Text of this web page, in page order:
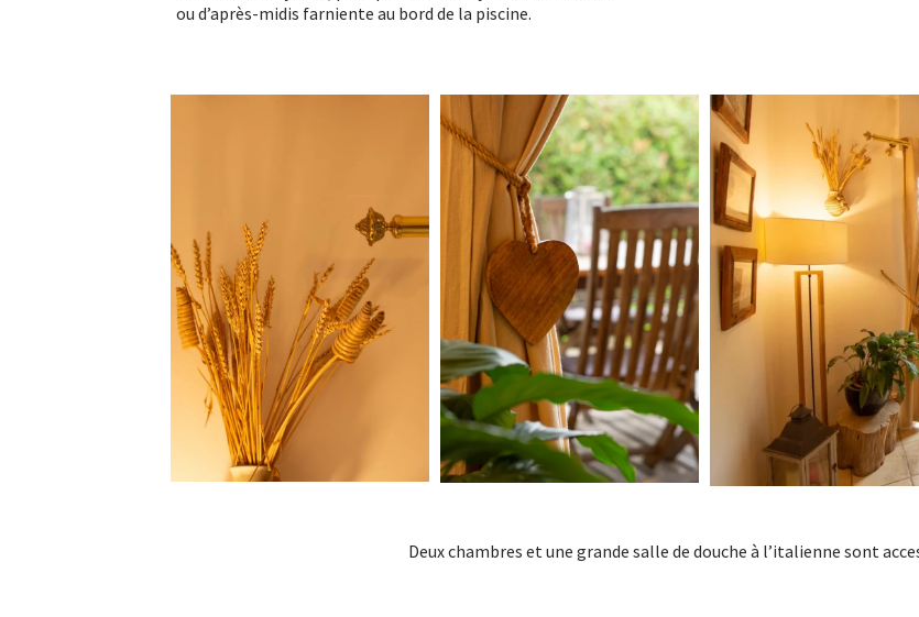
ou d’après-midis farniente au bord de la piscine.
Deux chambres et une grande salle de douche à l’italienne sont